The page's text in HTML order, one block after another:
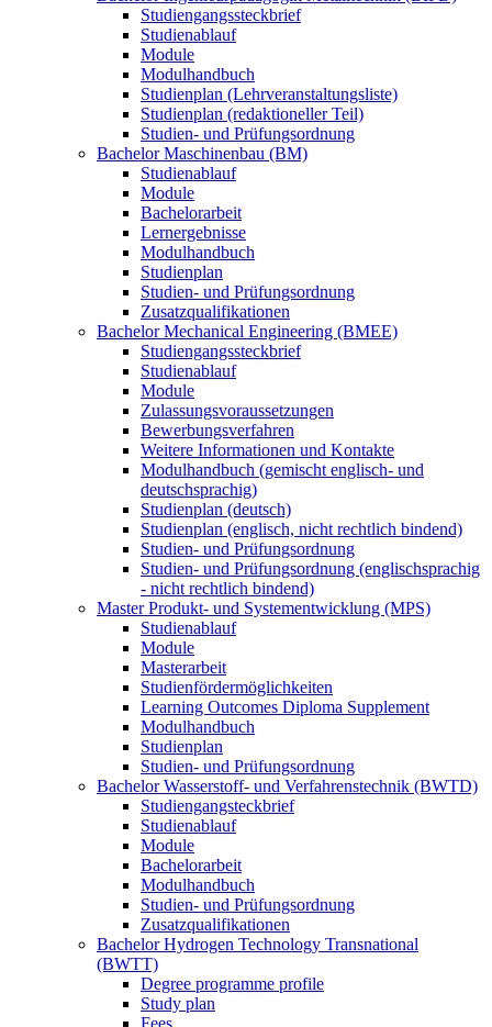
Studiengangssteckbrief
Studienablauf
Module
Modulhandbuch
Studienplan (Lehrveranstaltungsliste)
Studienplan (redaktioneller Teil)
Studien- und Prüfungsordnung
Bachelor Maschinenbau (BM)
Studienablauf
Module
Bachelorarbeit
Lernergebnisse
Modulhandbuch
Studienplan
Studien- und Prüfungsordnung
Zusatzqualifikationen
Bachelor Mechanical Engineering (BMEE)
Studiengangssteckbrief
Studienablauf
Module
Zulassungsvoraussetzungen
Bewerbungsverfahren
Weitere Informationen und Kontakte
Modulhandbuch (gemischt englisch- und
deutschsprachig)
Studienplan (deutsch)
Studienplan (englisch, nicht rechtlich bindend)
Studien- und Prüfungsordnung
Studien- und Prüfungsordnung (englischsprachig
- nicht rechtlich bindend)
Master Produkt- und Systementwicklung (MPS)
Studienablauf
Module
Masterarbeit
Studienfördermöglichkeiten
Learning Outcomes Diploma Supplement
Modulhandbuch
Studienplan
Studien- und Prüfungsordnung
Bachelor Wasserstoff- und Verfahrenstechnik (BWTD)
Studiengangsteckbrief
Studienablauf
Module
Bachelorarbeit
Modulhandbuch
Studien- und Prüfungsordnung
Zusatzqualifikationen
Bachelor Hydrogen Technology Transnational
(BWTT)
Degree programme profile
Study plan
Fees